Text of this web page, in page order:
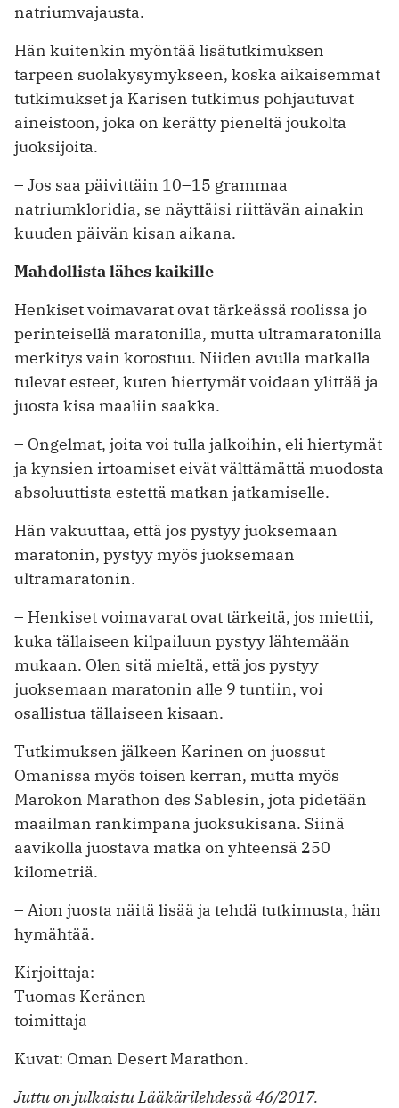
natrium­vajausta.
Hän kuitenkin myöntää lisätutkimuksen
tarpeen suolakysymykseen, koska aikaisemmat
tutkimukset ja Karisen tutkimus pohjautuvat
aineistoon, joka on kerätty pieneltä joukolta
juoksijoita.
– Jos saa päivittäin 10–15 grammaa
natriumkloridia, se näyttäisi riittävän ­ainakin
kuuden päivän kisan aikana.
Mahdollista lähes kaikille
Henkiset voimavarat ovat tärkeässä roolissa jo
perinteisellä maratonilla, mutta ultramaratonilla
merkitys vain korostuu. Niiden avulla matkalla
tulevat ­esteet, kuten hiertymät voidaan ylittää ja
juosta kisa maaliin saakka.
– Ongelmat, joita voi tulla jalkoihin, eli hiertymät
ja kynsien irtoamiset eivät välttämättä muodosta
absoluuttista estettä matkan jatkamiselle.
Hän vakuuttaa, että jos pystyy juoksemaan
maratonin, pystyy myös juoksemaan
ultramaratonin.
– Henkiset voimavarat ovat tärkeitä, jos miettii,
kuka tällaiseen kilpailuun pystyy lähtemään
mukaan. Olen sitä mieltä, että jos pystyy
juoksemaan maratonin alle 9 tuntiin, voi
osallistua tällaiseen kisaan.
Tutkimuksen jälkeen Karinen on juossut
Omanissa myös toisen kerran, mutta myös
Marokon Marathon des ­Sablesin, jota pidetään
maailman rankimpana juoksukisana. Siinä
aavikolla juostava matka on yhteensä 250
kilometriä.
– Aion juosta näitä lisää ja tehdä tutkimusta, hän
hymähtää.
Kirjoittaja:
Tuomas Keränen
toimittaja
Kuvat: Oman Desert Marathon.
Juttu on julkaistu Lääkärilehdessä 46/2017.